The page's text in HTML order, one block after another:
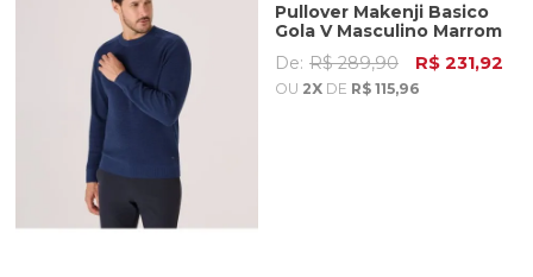
Pullover Makenji Basico
Gola V Masculino Marrom
De: R$ 289,90 R$ 231,92
OU 2X DE R$ 115,96